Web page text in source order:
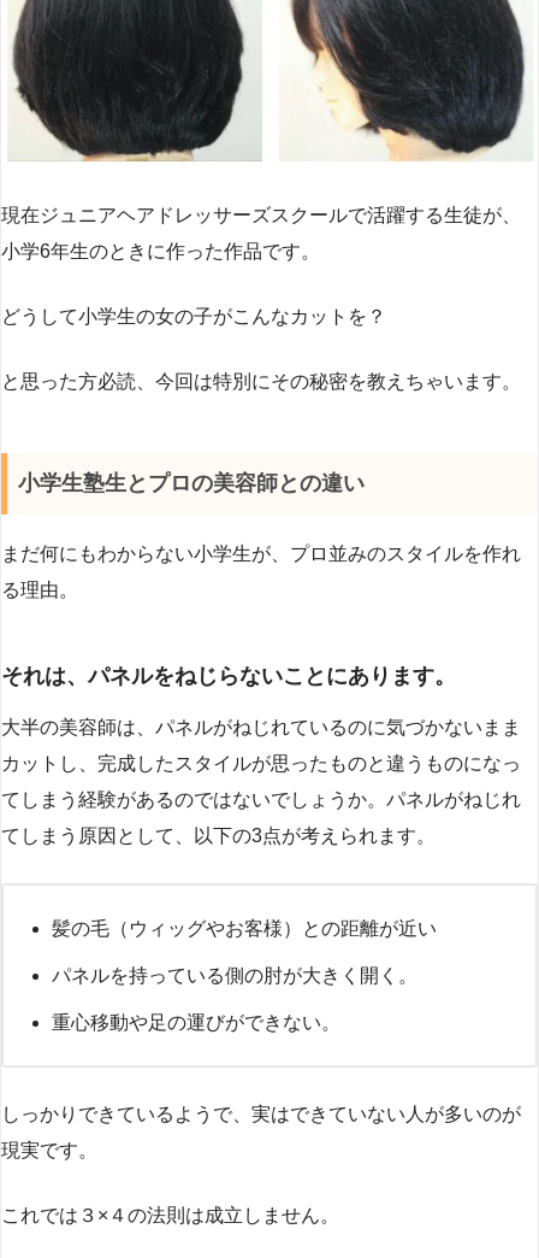
現在ジュニアヘアドレッサーズスクールで活躍する生徒が、
小学6年生のときに作った作品です。
どうして小学生の女の子がこんなカットを？
と思った方必読、今回は特別にその秘密を教えちゃいます。
小学生塾生とプロの美容師との違い
まだ何にもわからない小学生が、プロ並みのスタイルを作れ
る理由。
それは、パネルをねじらないこと にあります。
大半の美容師は、パネルがねじれているのに気づかないまま
カットし、完成したスタイルが思ったものと違うものになっ
てしまう経験があるのではないでしょうか。パネルがねじれ
てしまう原因として、以下の3点が考えられます。
髪の毛（ウィッグやお客様）との距離が近い
パネルを持っている側の肘が大きく開く。
重心移動や足の運びができない。
しっかりできているようで、実はできていない人が多いのが
現実です。
これでは３×４の法則は成立しません。